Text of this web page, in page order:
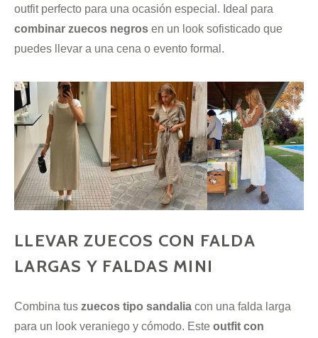
outfit perfecto para una ocasión especial. Ideal para
combinar zuecos negros en un look sofisticado que
puedes llevar a una cena o evento formal.
LLEVAR ZUECOS CON FALDA
LARGAS Y FALDAS MINI
Combina tus zuecos tipo sandalia con una falda larga
para un look veraniego y cómodo. Este outfit con